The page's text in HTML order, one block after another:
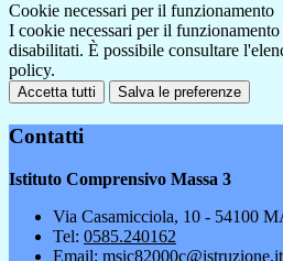
Cookie necessari per il funzionamento
I cookie necessari per il funzionamento
disabilitati. È possibile consultare
policy.
Accetta tutti Salva le preferenze
Contatti
Istituto Comprensivo Massa 3
Via Casamicciola, 10 - 54100
Tel: 0585.240162
Email: msic82000c@istruzione.it